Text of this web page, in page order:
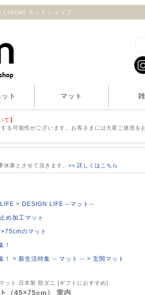
| cucan ネットショップ
ト マット
て】
可能性がございます。お客さまには大変ご迷惑
休業とさせて頂きます。>> 詳しくはこちら
DESIGN LIFE --マット--
め加工マット
のマット
！
！ 新生活特集 -- マット -- 玄関マット
ット 日本製 防ダニ [ギフトにおすすめ]
（45×75cm） 室内